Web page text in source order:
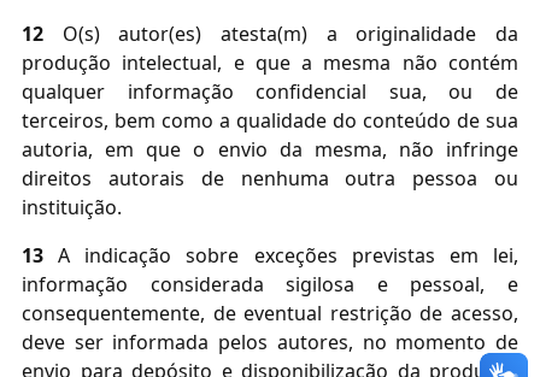
12 O(s) autor(es) atesta(m) a originalidade da
produção intelectual, e que a mesma não contém
qualquer informação confidencial sua, ou de
terceiros, bem como a qualidade do conteúdo de sua
autoria, em que o envio da mesma, não infringe
direitos autorais de nenhuma outra pessoa ou
instituição.
13 A indicação sobre exceções previstas em lei,
informação considerada sigilosa e pessoal, e
consequentemente, de eventual restrição de acesso,
deve ser informada pelos autores, no momento de
envio para depósito e disponibilização da produção